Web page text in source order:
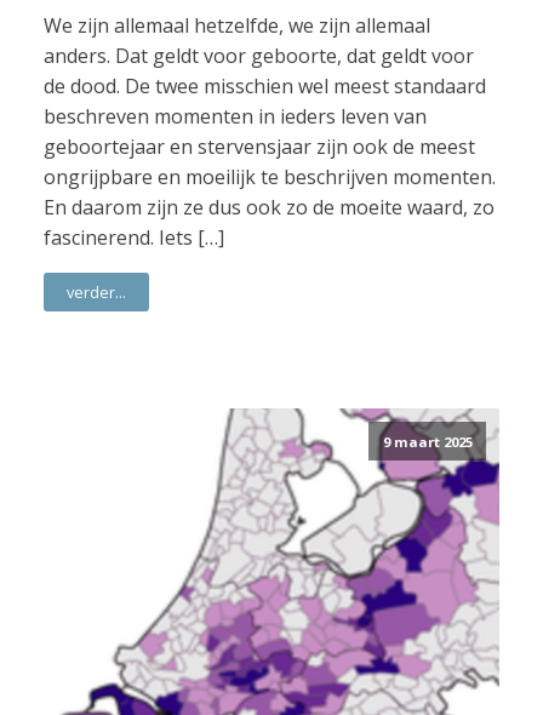
We zijn allemaal hetzelfde, we zijn allemaal
anders. Dat geldt voor geboorte, dat geldt voor
de dood. De twee misschien wel meest standaard
beschreven momenten in ieders leven van
geboortejaar en stervensjaar zijn ook de meest
ongrijpbare en moeilijk te beschrijven momenten.
En daarom zijn ze dus ook zo de moeite waard, zo
fascinerend. Iets […]
verder...
9 maart 2025